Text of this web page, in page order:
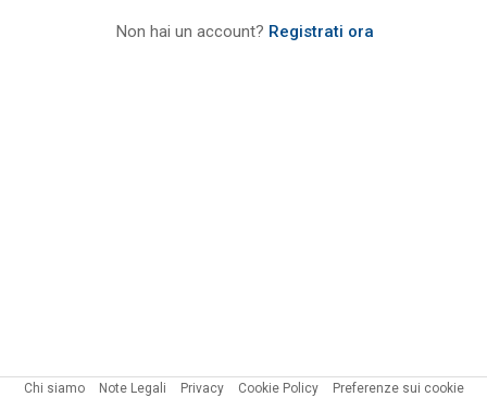
Non hai un account? Registrati ora
Chi siamo Note Legali Privacy Cookie Policy
Preferenze sui cookie